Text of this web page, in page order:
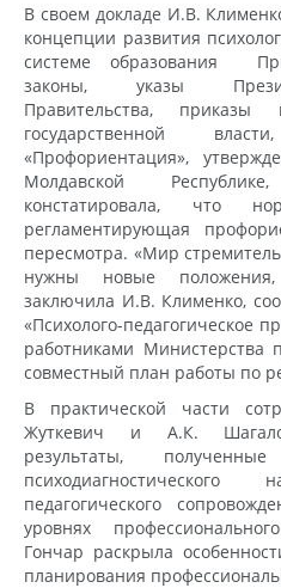
В своем докладе И.В.
концепции развития
системе образования
законы, указы
Правительства, приказы
государственной
«Профориентация»,
Молдавской
констатировала, что
регламентирующая
пересмотра. «Мир
нужны новые
заключила И.В. Клименко,
«Психолого-педагогическое
работниками Министерства
совместный план работы по
В практической части
Жуткевич и А.К.
результаты,
психодиагностического
педагогического
уровнях
Гончар раскрыла
планирования